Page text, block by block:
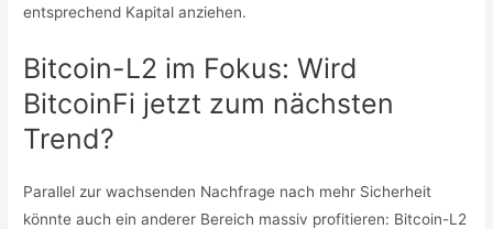
entsprechend Kapital anziehen.
Bitcoin-L2 im Fokus: Wird
BitcoinFi jetzt zum nächsten
Trend?
Parallel zur wachsenden Nachfrage nach mehr Sicherheit
könnte auch ein anderer Bereich massiv profitieren: Bitcoin-L2